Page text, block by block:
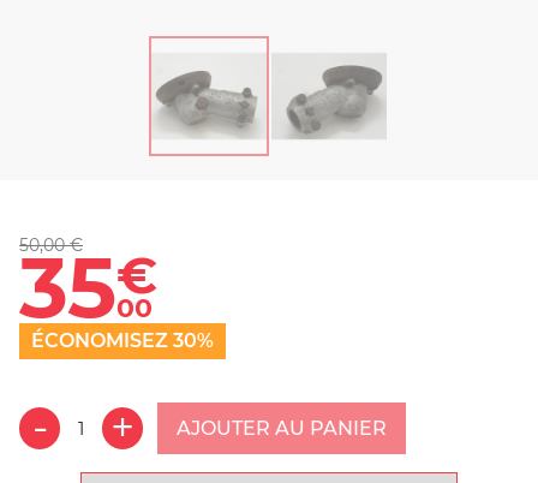
50,00 €
35€
00
ÉCONOMISEZ 30%
AJOUTER AU PANIER